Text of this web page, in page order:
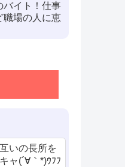
バイト！仕事
職場の人に恵
いの長所を
ャ(´∀｀*)ｳﾌﾌ